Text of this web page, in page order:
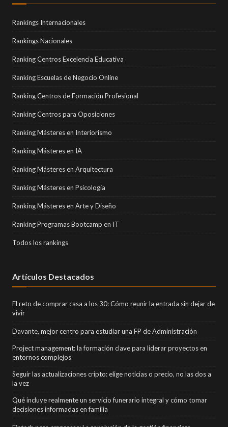
Rankings Internacionales
Rankings Nacionales
Ranking Centros Excelencia Educativa
Ranking Escuelas de Negocio Online
Ranking Centros de Formación Profesional
Ranking Centros para Oposiciones
Ranking Másteres en Interiorismo
Ranking Másteres en IA
Ranking Másteres en Arquitectura
Ranking Másteres en Psicología
Ranking Másteres en Arte y Diseño
Ranking Programas Bootcamp en IT
Todos los rankings
Artículos Destacados
El reto de comprar casa a los 30: Cómo reunir la entrada sin dejar de
vivir
Davante, mejor centro para estudiar una FP de Administración
Project management: la formación clave para liderar proyectos en
entornos complejos
Seguir las actualizaciones cripto: elige noticias o precio, no las dos a
la vez
Qué incluye realmente un servicio funerario integral y cómo tomar
decisiones informadas en familia